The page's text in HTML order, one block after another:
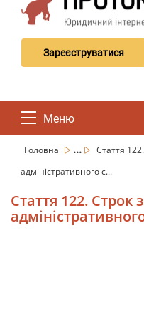
Зареєструватися
Меню
Головна ...
Стаття
адміністративного с...
Стаття 122. Строк